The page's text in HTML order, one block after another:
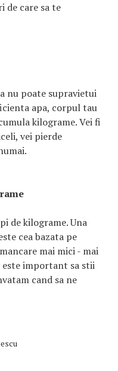
de care sa te
nu poate supravietui
apa, corpul tau
kilograme. Vei fi
vei pierde
de kilograme. Una
cea bazata pe
mai mici - mai
este important sa stii
cand sa ne